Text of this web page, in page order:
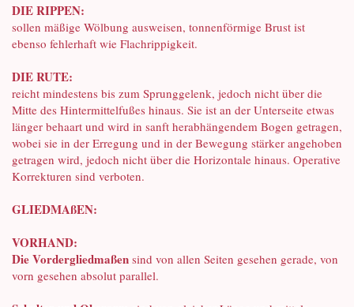
DIE RIPPEN:
sollen mäßige Wölbung ausweisen, tonnenförmige Brust ist
ebenso fehlerhaft wie Flachrippigkeit.
DIE RUTE:
reicht mindestens bis zum Sprunggelenk, jedoch nicht über die
Mitte des Hintermittelfußes hinaus. Sie ist an der Unterseite etwas
länger behaart und wird in sanft herabhängendem Bogen getragen,
wobei sie in der Erregung und in der Bewegung stärker angehoben
getragen wird, jedoch nicht über die Horizontale hinaus. Operative
Korrekturen sind verboten.
GLIEDMAßEN:
VORHAND:
Die Vordergliedmaßen sind von allen Seiten gesehen gerade, von
vorn gesehen absolut parallel.